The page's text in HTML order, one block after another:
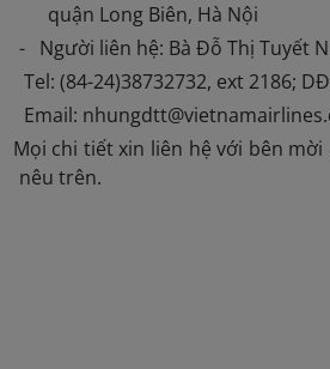
quận Long Biên, Hà Nội
- Người liên hệ: Bà Đỗ Thị Tuyết
Tel: (84-24)38732732, ext 2186;
Email:
chi tiết xin liên hệ với bên mời
nêu trên.